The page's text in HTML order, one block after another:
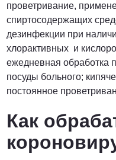
проветривание,
спиртосодержащих
дезинфекции при
хлорактивных и
ежедневная обработка
посуды больного;
постоянное
Как